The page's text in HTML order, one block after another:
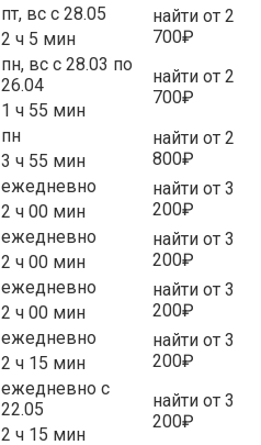
пт, вс с 28.05
найти от 2
700₽
2 ч 5 мин
пн, вс с 28.03 по
26.04
найти от 2
700₽
1 ч 55 мин
пн
найти от 2
800₽
3 ч 55 мин
ежедневно
найти от 3
200₽
2 ч 00 мин
ежедневно
найти от 3
200₽
2 ч 00 мин
ежедневно
найти от 3
200₽
2 ч 00 мин
ежедневно
найти от 3
200₽
2 ч 15 мин
ежедневно с
22.05
найти от 3
200₽
2 ч 15 мин